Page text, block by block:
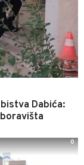
Dabića:
0